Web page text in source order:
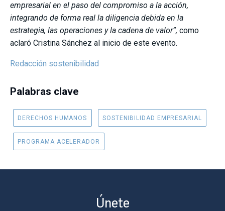
empresarial en el paso del compromiso a la acción,
integrando de forma real la diligencia debida en la
estrategia, las operaciones y la cadena de valor”, como
aclaró Cristina Sánchez al inicio de este evento.
Redacción sostenibilidad
Palabras clave
DERECHOS HUMANOS SOSTENIBILIDAD EMPRESARIAL
PROGRAMA ACELERADOR
Únete